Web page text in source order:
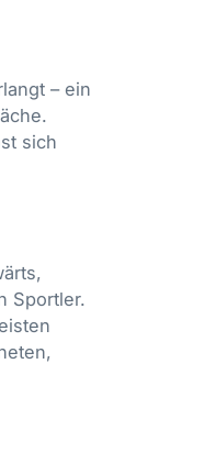
– ein
sich
Sportler.